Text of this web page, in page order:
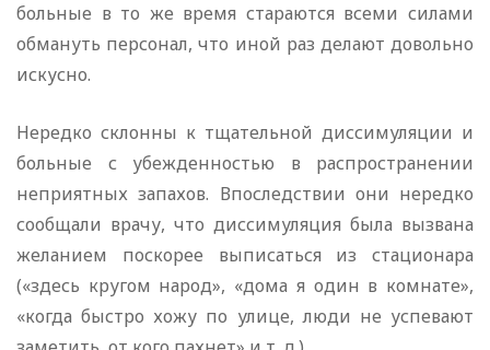
больные в то же время стараются всеми силами
обмануть персонал, что иной раз делают довольно
искусно.
Нередко склонны к тщательной диссимуляции и
больные с убежденностью в распространении
неприятных запахов. Впоследствии они нередко
сообщали врачу, что диссимуляция была вызвана
желанием поскорее выписаться из стационара
(«здесь кругом народ», «дома я один в комнате»,
«когда быстро хожу по улице, люди не успевают